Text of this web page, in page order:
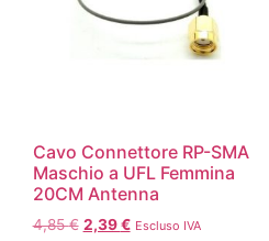
Cavo Connettore RP-SMA
Maschio a UFL Femmina
20CM Antenna
4,85€ 2,39€ Escluso IVA